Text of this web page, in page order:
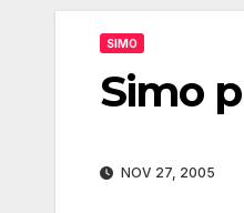
SIMO
Simo
NOV 27, 2005